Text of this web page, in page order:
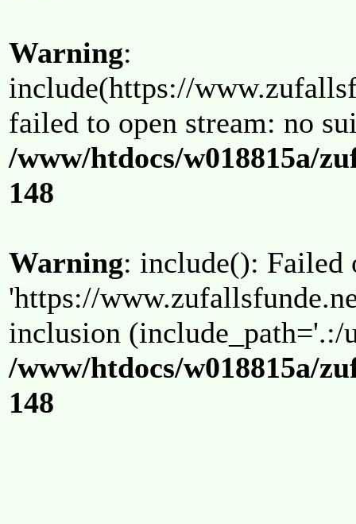
Warning:
include(https://
failed to open stream: no
/www/htdocs/w018815a/
148
Warning: include(): Failed
'https://
inclusion (include_path='.:/
/www/htdocs/w018815a/
148